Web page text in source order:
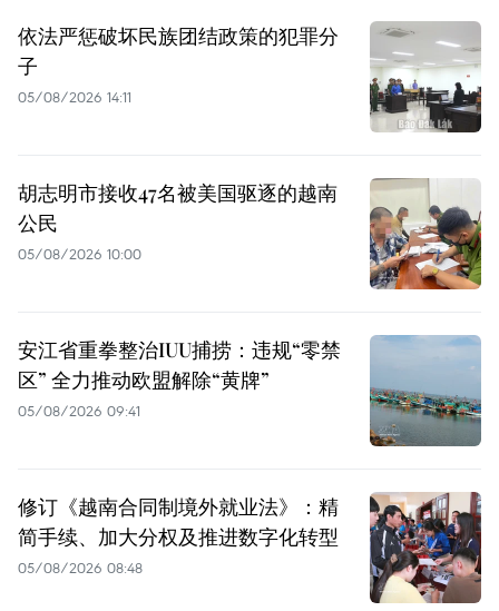
依法严惩破坏民族团结政策的犯罪分
子
05/08/2026 14:11
胡志明市接收47名被美国驱逐的越南
公民
05/08/2026 10:00
安江省重拳整治IUU捕捞：违规“零禁
区” 全力推动欧盟解除“黄牌”
05/08/2026 09:41
修订《越南合同制境外就业法》：精
简手续、加大分权及推进数字化转型
05/08/2026 08:48